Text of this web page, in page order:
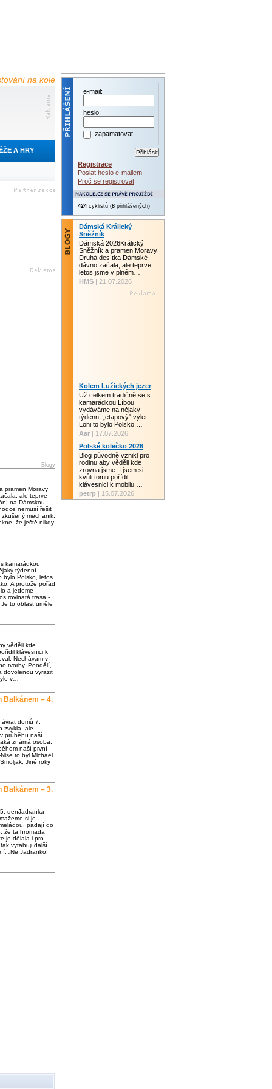
na kole
A HRY
Blogy
pramen Moravy
ale teprve
na Dámskou
nemusí řešit
mechanik.
že ještě nikdy
kamarádkou
týdenní
bylo Polsko, letos
A protože pořád
a jedeme
rovinatá trasa -
to oblast uměle
věděli kde
klávesnici k
Nechávám v
tvorby. Pondělí,
dovolenou vyrazit
v…
Balkánem – 4.
domů 7.
zvykla, ale
průběhu naší
známá osoba.
naší první
to byl Michael
Jiné roky
Balkánem – 3.
denJadranka
si je
padají do
že ta hromada
je dělala i pro
vytahuji další
„Ne Jadranko!
e-mail:
heslo:
zapamatovat
Registrace
Poslat heslo e-mailem
Proč se registrovat
424 cyklistů (8 přihlášených)
Dámská Králický
Sněžník
Dámská 2026Králický
Sněžník a pramen Moravy
Druhá desítka Dámské
dávno začala, ale teprve
letos jsme v plném…
HMS | 21.07.2026
Kolem Lužických jezer
Už celkem tradičně se s
kamarádkou Líbou
vydáváme na nějaký
týdenní „etapový" výlet.
Loni to bylo Polsko,…
Aar | 17.07.2026
Polské kolečko 2026
Blog původně vznikl pro
rodinu aby věděli kde
zrovna jsme. I jsem si
kvůli tomu pořídil
klávesnici k mobilu,…
petrp | 15.07.2026